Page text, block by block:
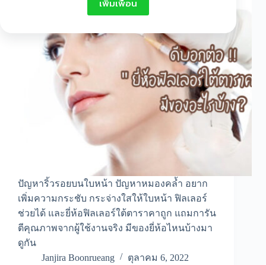
เพิ่มเพื่อน
ปัญหาริ้วรอยบนใบหน้า ปัญหาหมองคล้ำ อยาก
เพิ่มความกระชับ กระจ่างใสให้ใบหน้า ฟิลเลอร์
ช่วยได้ และยี่ห้อฟิลเลอร์ใต้ตาราคาถูก แถมการัน
ตีคุณภาพจากผู้ใช้งานจริง มีของยี่ห้อไหนบ้างมา
ดูกัน
Janjira Boonrueang
ตุลาคม 6, 2022